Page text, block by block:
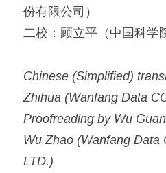
份有限公司）
二校：顾立平（中国科学
Chinese (Simplified)
Zhihua (Wanfang Data
Proofreading by Wu
Wu Zhao (Wanfang Data
LTD.)